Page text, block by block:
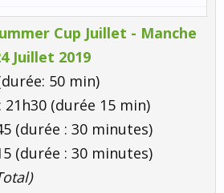
Cup Juillet - Manche
Juillet 2019
50 min)
(durée 15 min)
(durée : 30 minutes)
(durée : 30 minutes)